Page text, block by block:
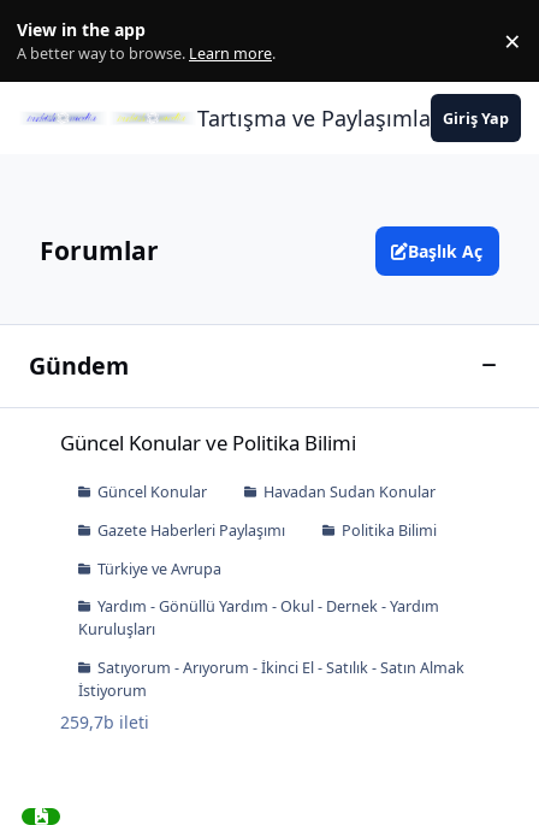
View in the app
A better way to browse. Learn more. ×
Tartışma ve PaylaşımlarınGiriş Yap
Forumlar Başlık Aç
Gündem
Güncel Konular ve Politika Bilimi
Güncel Konular
Havadan Sudan Konular
Gazete Haberleri Paylaşımı
Politika Bilimi
Türkiye ve Avrupa
Yardım - Gönüllü Yardım - Okul - Dernek - Yardım
Kuruluşları
Satıyorum - Arıyorum - İkinci El - Satılık - Satın Almak
İstiyorum
259,7b ileti